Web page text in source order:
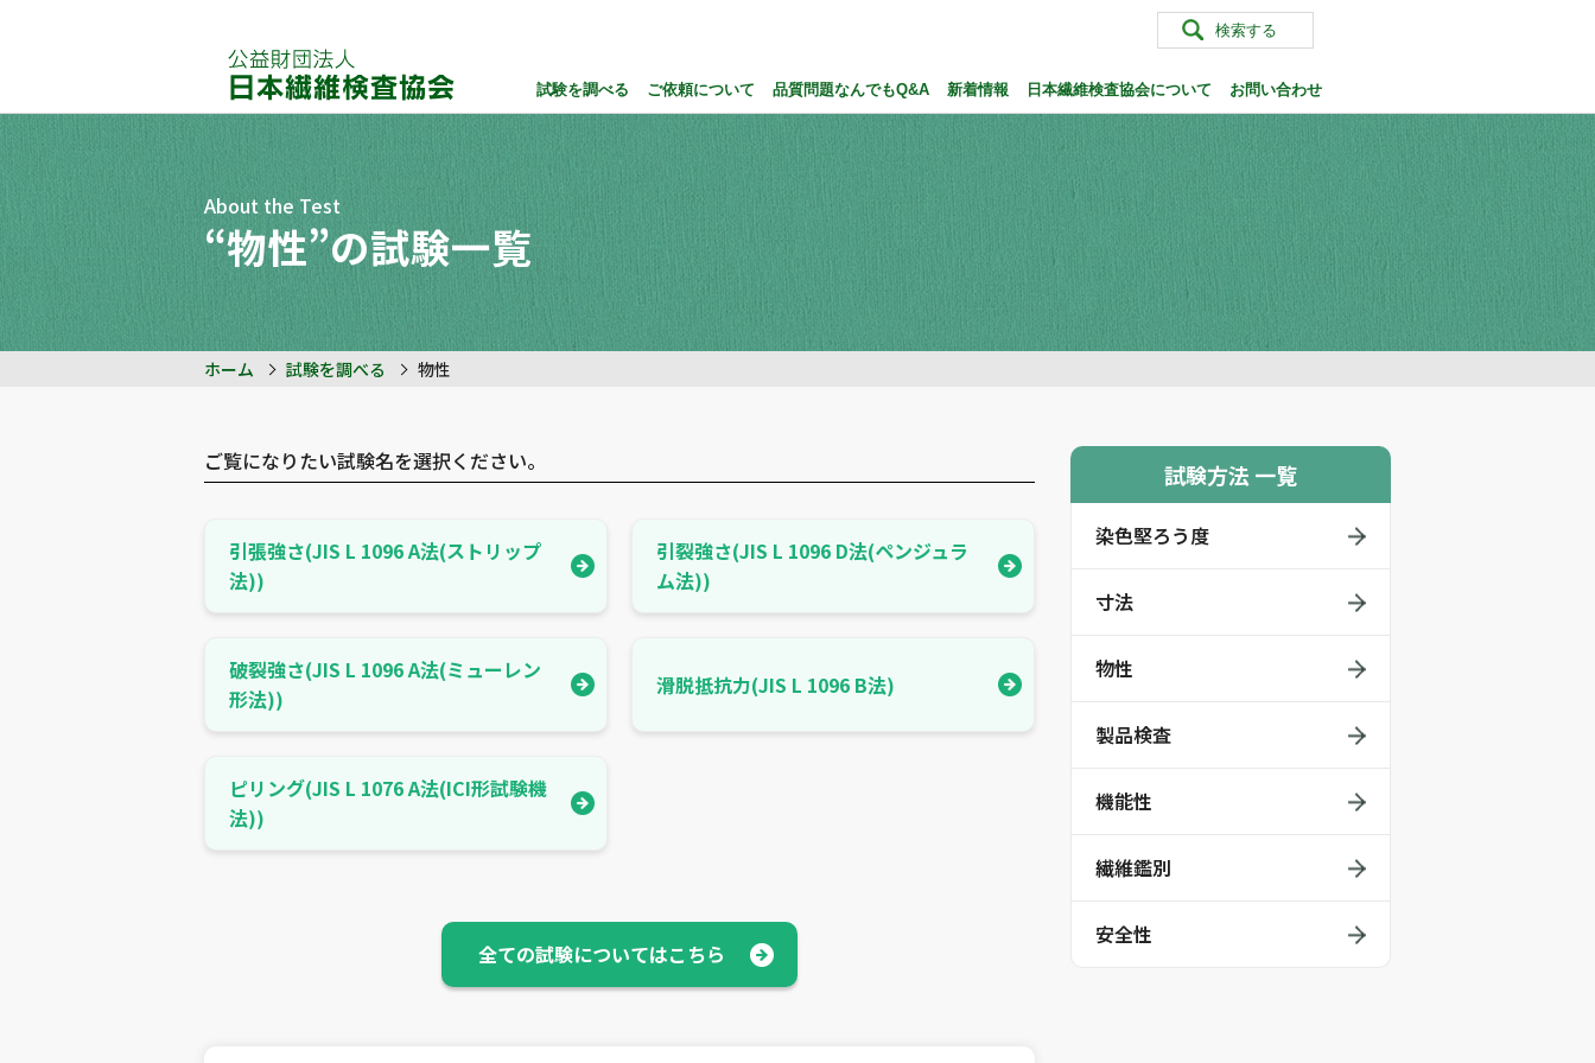
検索する
試験を調べる ご依頼について 品質問題なんでもQ&A 新着情報 日本繊維検査協会について お問い合わせ
About the Test
“物性”の試験一覧
ホーム 試験を調べる 物性
ご覧になりたい試験名を選択ください。
引張強さ(JIS L 1096 A法(ストリップ
法))
引裂強さ(JIS L 1096 D法(ペンジュラ
ム法))
破裂強さ(JIS L 1096 A法(ミューレン
形法))
滑脱抵抗力(JIS L 1096 B法)
ピリング(JIS L 1076 A法(ICI形試験機
法))
全ての試験についてはこちら
試験方法 一覧
染色堅ろう度
寸法
物性
製品検査
機能性
繊維鑑別
安全性